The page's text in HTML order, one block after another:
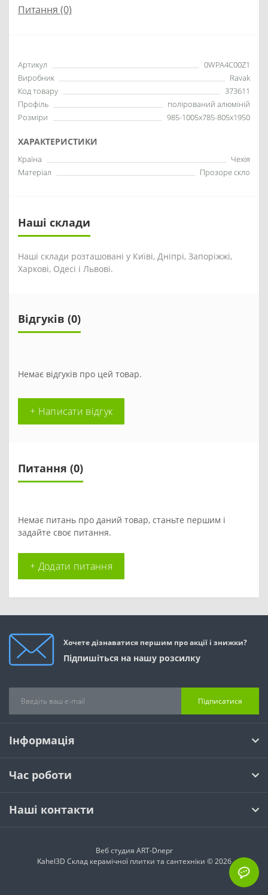
Питання (0)
Артикул
0WPA4C00Z1
Виробник
Ravak
Код товару
373611
Профіль
полірований алюміній
Розміри
985-1005x785-805x1950
ХАРАКТЕРИСТИКИ
Країна
Чехія
Матеріал
Прозоре скло
Наші склади
Наші склади розташовані у Київі, Дніпрі, Запоріжжі,
Харкові, Одесі і Львові.
Відгуків (0)
Немає відгуків про цей товар.
+ Написати відгук
Питання (0)
Немає питань про даний товар, станьте першим і
задайте своє питання.
+ Додати питання
Хочете дізнаватися першим про акції і знижки?
Підпишіться на нашу розсилку
Підписатися
Інформація
Час роботи
Наші контакти
Веб студия ART-Dnepr
Kahel3D Склад керамічної плитки та сантехніки © 2026